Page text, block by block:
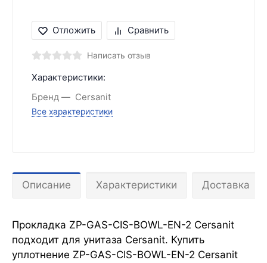
Отложить Сравнить
Написать отзыв
Характеристики:
Бренд
Cersanit
Все характеристики
Описание Характеристики Доставка
Прокладка ZP-GAS-CIS-BOWL-EN-2 Cersanit
подходит для унитаза Cersanit. Купить
уплотнение ZP-GAS-CIS-BOWL-EN-2 Cersanit